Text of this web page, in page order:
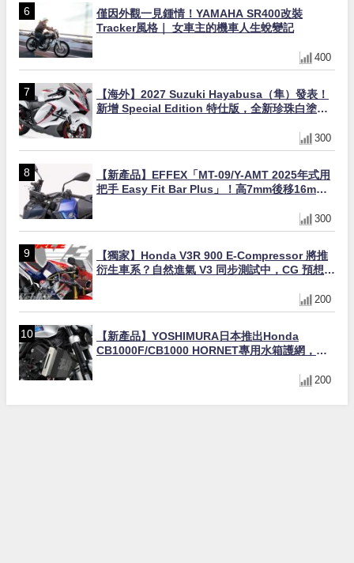
僅因外觀一見鍾情！YAMAHA SR400改裝
Tracker風格｜ 女車主的機車人生蛻變記
400
【海外】2027 Suzuki Hayabusa（隼）發表！
新增 Special Edition 特仕版，全新珍珠白塗裝
300
【新產品】EFFEX「MT-09/Y-AMT 2025年式用
把手 Easy Fit Bar Plus」！高7mm後移16mm
300
【獨家】Honda V3R 900 E-Compressor 將推
衍生車系？自然進氣 V3 同步測試中，CG 預想曝
200
【新產品】YOSHIMURA日本推出Honda
CB1000F/CB1000 HORNET專用水箱護網，六
200